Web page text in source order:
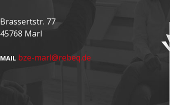
Brassertstr. 77
45768 Marl
MAIL bze-marl@rebeq.de